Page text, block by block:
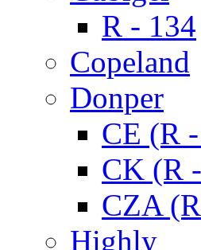
R - 134
Copeland
Donper
CE (R
CK (R
CZA
Highly